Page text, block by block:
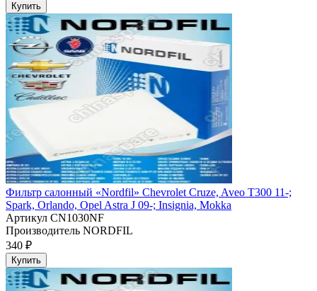
Купить
Фильтр салонный «Nordfil» Chevrolet Cruze, Aveo T300 11-;
Spark, Orlando, Opel Astra J 09-; Insignia, Mokka
Артикул CN1030NF
Производитель NORDFIL
340 ₽
Купить